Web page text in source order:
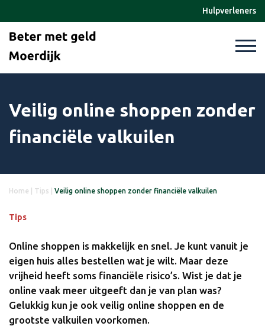
Hulpverleners
Veilig online shoppen zonder
financiële valkuilen
Home Tips Veilig online shoppen zonder financiële valkuilen
Tips
Online shoppen is makkelijk en snel. Je kunt vanuit je
eigen huis alles bestellen wat je wilt. Maar deze
vrijheid heeft soms financiële risico’s. Wist je dat je
online vaak meer uitgeeft dan je van plan was?
Gelukkig kun je ook veilig online shoppen en de
grootste valkuilen voorkomen.